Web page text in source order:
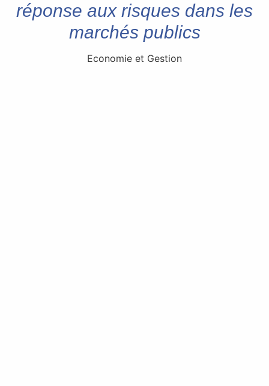
réponse aux risques dans les
marchés publics
Economie et Gestion